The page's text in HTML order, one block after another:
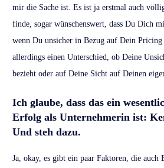
mir die Sache ist. Es ist ja erstmal auch
finde, sogar wünschenswert, dass Du Dich
wenn Du unsicher in Bezug auf Dein
allerdings einen Unterschied, ob Deine
bezieht oder auf Deine Sicht auf Deinen
Ich glaube, dass das ein
Erfolg als Unternehmerin ist:
Und steh dazu.
Ja, okay, es gibt ein paar Faktoren, die auch